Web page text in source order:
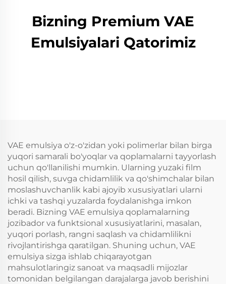
Bizning Premium VAE
Emulsiyalari Qatorimiz
VAE emulsiya o'z-o'zidan yoki polimerlar bilan birga
yuqori samarali bo'yoqlar va qoplamalarni tayyorlash
uchun qo'llanilishi mumkin. Ularning yuzaki film
hosil qilish, suvga chidamlilik va qo'shimchalar bilan
moslashuvchanlik kabi ajoyib xususiyatlari ularni
ichki va tashqi yuzalarda foydalanishga imkon
beradi. Bizning VAE emulsiya qoplamalarning
jozibador va funktsional xususiyatlarini, masalan,
yuqori porlash, rangni saqlash va chidamlilikni
rivojlantirishga qaratilgan. Shuning uchun, VAE
emulsiya sizga ishlab chiqarayotgan
mahsulotlaringiz sanoat va maqsadli mijozlar
tomonidan belgilangan darajalarga javob berishini